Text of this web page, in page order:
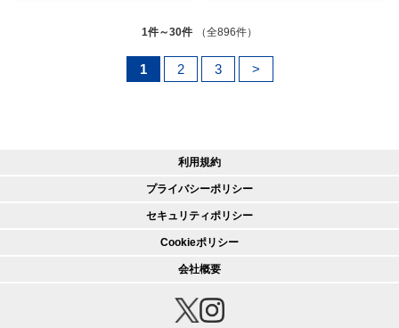
1件～30件 （全896件）
1 2 3 >
利用規約
プライバシーポリシー
セキュリティポリシー
Cookieポリシー
会社概要